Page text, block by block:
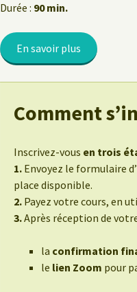
Durée : 90 min.
En savoir plus
Comment
Inscrivez-vous en trois
1. Envoyez le formulaire
place disponible.
2. Payez votre cours, en
3.Après réception de
la confirmation
le lien Zoom pour